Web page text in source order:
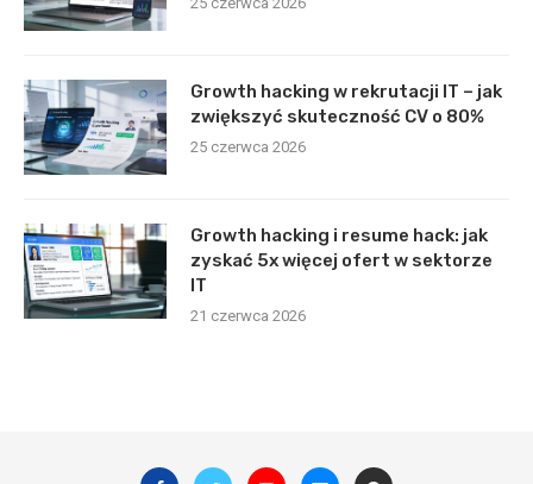
Growth hacking w rekrutacji IT – jak
zwiększyć skuteczność CV o 80%
25 czerwca 2026
Growth hacking i resume hack: jak
zyskać 5x więcej ofert w sektorze
IT
21 czerwca 2026